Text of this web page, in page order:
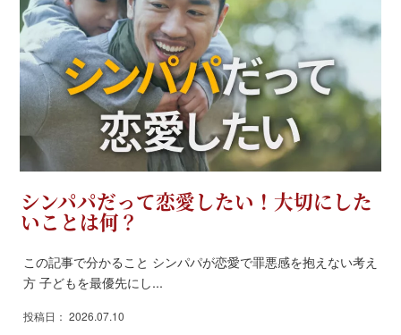
シンパパだって恋愛したい！大切にした
いことは何？
この記事で分かること シンパパが恋愛で罪悪感を抱えない考え
方 子どもを最優先にし...
投稿日： 2026.07.10